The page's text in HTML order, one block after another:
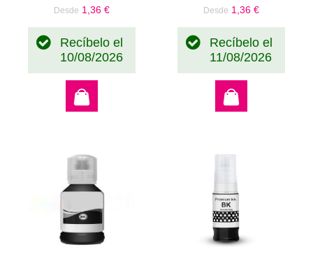
Desde 1,36 €
Recíbelo el
10/08/2026
Desde 1,36 €
Recíbelo el
11/08/2026